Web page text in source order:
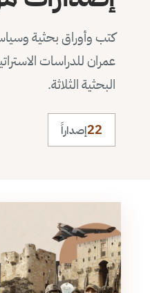
كتب وأوراق بحثية
عمران للدراسات
البحثية الثلاثة.
22إصداراً